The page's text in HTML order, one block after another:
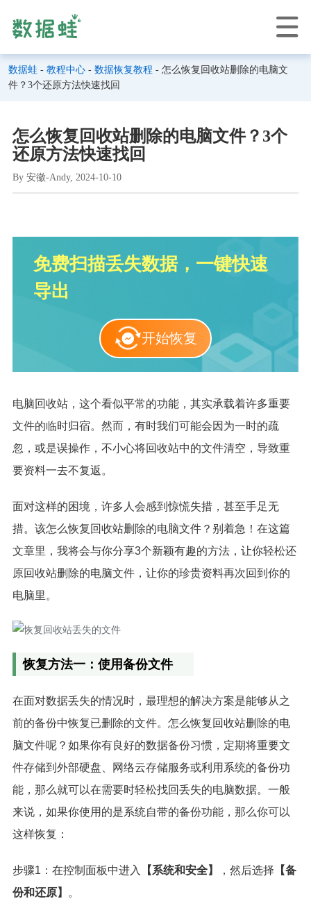
数据蛙 - 教程中心 - 数据恢复教程 - 怎么恢复回收站删除的电脑文
件？3个还原方法快速找回
怎么恢复回收站删除的电脑文件？3个
还原方法快速找回
By 安徽-Andy, 2024-10-10
免费扫描丢失数据，一键快速
导出
开始恢复
电脑回收站，这个看似平常的功能，其实承载着许多重要
文件的临时归宿。然而，有时我们可能会因为一时的疏
忽，或是误操作，不小心将回收站中的文件清空，导致重
要资料一去不复返。
面对这样的困境，许多人会感到惊慌失措，甚至手足无
措。该怎么恢复回收站删除的电脑文件？别着急！在这篇
文章里，我将会与你分享3个新颖有趣的方法，让你轻松还
原回收站删除的电脑文件，让你的珍贵资料再次回到你的
电脑里。
恢复方法一：使用备份文件
在面对数据丢失的情况时，最理想的解决方案是能够从之
前的备份中恢复已删除的文件。怎么恢复回收站删除的电
脑文件呢？如果你有良好的数据备份习惯，定期将重要文
件存储到外部硬盘、网络云存储服务或利用系统的备份功
能，那么就可以在需要时轻松找回丢失的电脑数据。一般
来说，如果你使用的是系统自带的备份功能，那么你可以
这样恢复：
步骤1：在控制面板中进入 【系统和安全】 ，然后选择 【备
份和还原】
。